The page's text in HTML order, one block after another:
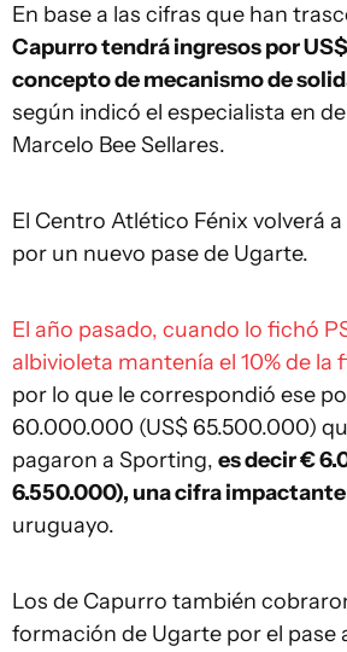
En base a las cifras que han
Capurro tendrá ingresos por
concepto de mecanismo de
según indicó el especialista en
Marcelo Bee Sellares.
El Centro Atlético Fénix volverá
por un nuevo pase de Ugarte.
El año pasado, cuando lo fichó
albivioleta mantenía el 10% de la
por lo que le correspondió ese
60.000.000 (US$ 65.500.000)
pagaron a Sporting, es decir €
6.550.000), una cifra impactante
uruguayo.
Los de Capurro también
formación de Ugarte por el pase